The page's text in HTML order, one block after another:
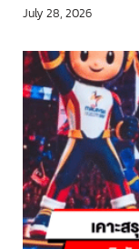
July 28, 2026